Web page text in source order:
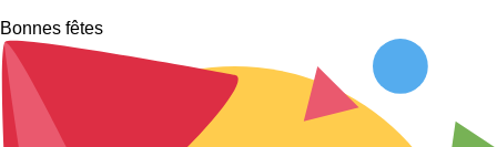
Bonnes fêtes